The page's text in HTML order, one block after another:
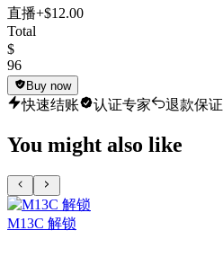
直播+$12.00
Total
$
96
Buy now
快速结账 认证专家 退款保证
You might also like
M13C 解锁